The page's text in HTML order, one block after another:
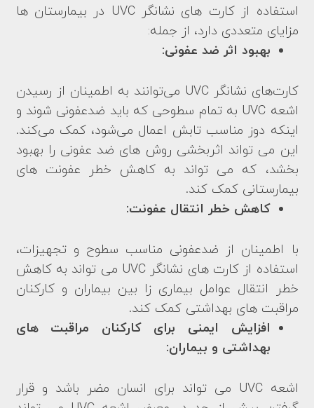
استفاده از کارت های نشانگر UVC در بیمارستان ها
مزایای متعددی دارد، از جمله:
بهبود اثر ضد عفونی:
کارت‌های نشانگر UVC می‌توانند به اطمینان از رسیدن
اشعه UVC به تمام سطوحی که باید ضدعفونی شوند و
اینکه دوز مناسب تابش اعمال می‌شود، کمک می‌کند.
این می تواند اثربخشی روش های ضد عفونی را بهبود
بخشد، که می تواند به کاهش خطر عفونت های
بیمارستانی کمک کند.
کاهش خطر انتقال عفونت:
با اطمینان از ضدعفونی مناسب سطوح و تجهیزات،
استفاده از کارت های نشانگر UVC می تواند به کاهش
خطر انتقال عوامل بیماری زا بین بیماران و کارکنان
مراقبت های بهداشتی کمک کند.
افزایش ایمنی برای کارکنان مراقبت های
بهداشتی و بیماران:
اشعه UVC می تواند برای انسان مضر باشد و قرار